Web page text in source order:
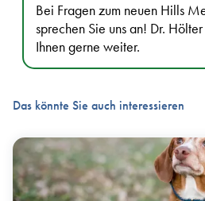
Bei Fragen zum neuen Hills
sprechen Sie uns an! Dr.
Ihnen gerne weiter.
Das könnte Sie auch interessieren